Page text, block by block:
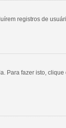
registros de
Para fazer isto, clique